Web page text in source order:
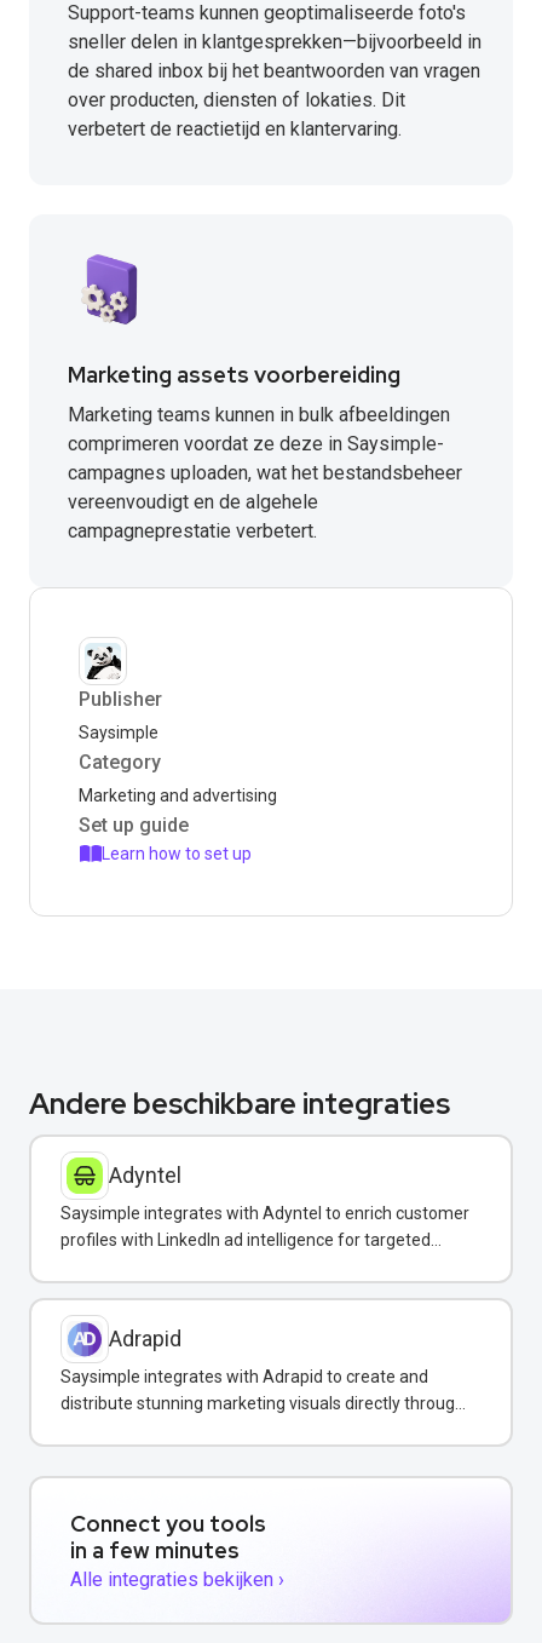
Support-teams kunnen geoptimaliseerde foto's
sneller delen in klantgesprekken—bijvoorbeeld in
de shared inbox bij het beantwoorden van vragen
over producten, diensten of lokaties. Dit
verbetert de reactietijd en klantervaring.
Marketing assets voorbereiding
Marketing teams kunnen in bulk afbeeldingen
comprimeren voordat ze deze in Saysimple-
campagnes uploaden, wat het bestandsbeheer
vereenvoudigt en de algehele
campagneprestatie verbetert.
Publisher
Saysimple
Category
Marketing and advertising
Set up guide
Learn how to set up
Andere beschikbare integraties
Adyntel
Saysimple integrates with Adyntel to enrich customer
profiles with LinkedIn ad intelligence for targeted
Adrapid
Saysimple integrates with Adrapid to create and
distribute stunning marketing visuals directly through
Connect you tools
in a few minutes
Alle integraties bekijken ›